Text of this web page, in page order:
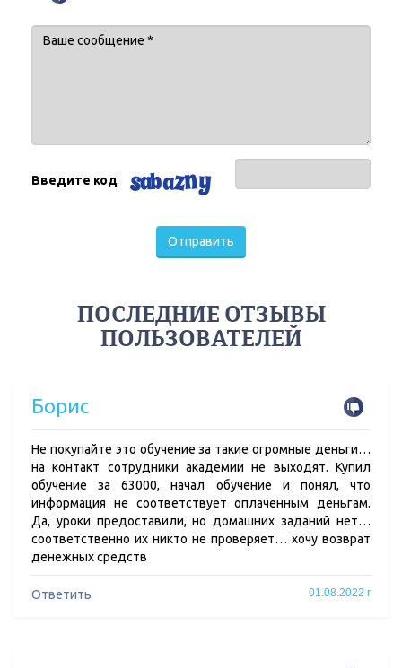
Введите код
Отправить
ПОСЛЕДНИЕ ОТЗЫВЫ
ПОЛЬЗОВАТЕЛЕЙ
Борис
Не покупайте это обучение за такие огромные деньги…
на контакт сотрудники академии не выходят. Купил
обучение за 63000, начал обучение и понял, что
информация не соответствует оплаченным деньгам.
Да, уроки предоставили, но домашних заданий нет…
соответственно их никто не проверяет… хочу возврат
денежных средств
Ответить 01.08.2022 г